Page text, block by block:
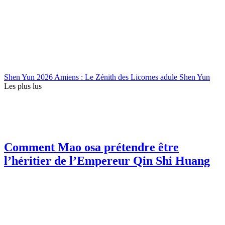
Shen Yun 2026 Amiens : Le Zénith des Licornes adule Shen Yun
Les plus lus
Comment Mao osa prétendre être
l’héritier de l’Empereur Qin Shi Huang